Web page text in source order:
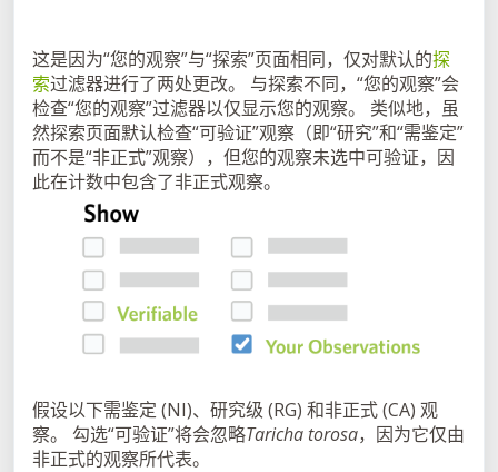
这是因为“您的观察”与“探索”页面相同，仅对默认的探
索过滤器进行了两处更改。 与探索不同，“您的观察”会
检查“您的观察”过滤器以仅显示您的观察。 类似地，虽
然探索页面默认检查“可验证”观察（即“研究”和“需鉴定”
而不是“非正式”观察），但您的观察未选中可验证，因
此在计数中包含了非正式观察。
假设以下需鉴定 (NI)、研究级 (RG) 和非正式 (CA) 观
察。 勾选“可验证”将会忽略Taricha torosa，因为它仅由
非正式的观察所代表。